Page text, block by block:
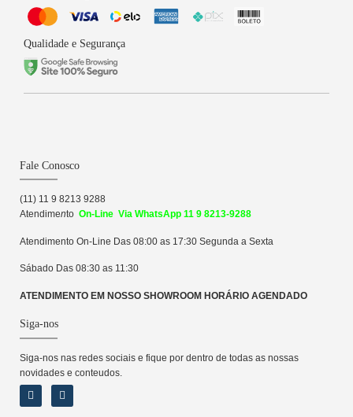
Qualidade e Segurança
Fale Conosco
(11) 11 9 8213 9288
Atendimento On-Line Via WhatsApp 11 9 8213-9288
Atendimento On-Line Das 08:00 as 17:30 Segunda a Sexta
Sábado Das 08:30 as 11:30
ATENDIMENTO EM NOSSO SHOWROOM HORÁRIO AGENDADO
Siga-nos
Siga-nos nas redes sociais e fique por dentro de todas as nossas
novidades e conteudos.